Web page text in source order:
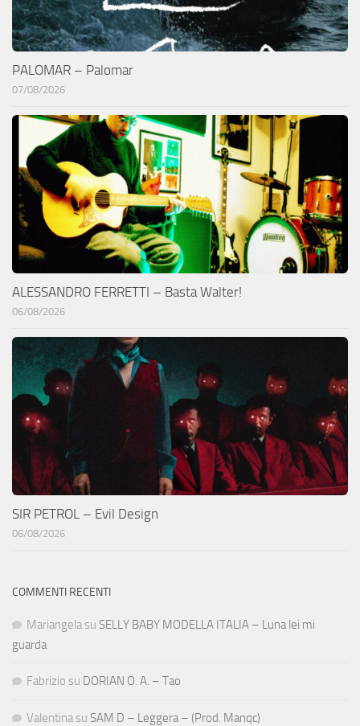
PALOMAR – Palomar
07/08/2026
ALESSANDRO FERRETTI – Basta Walter!
06/08/2026
SIR PETROL – Evil Design
06/08/2026
COMMENTI RECENTI
Mariangela su SELLY BABY MODELLA ITALIA – Luna lei mi
guarda
Fabrizio su DORIAN O. A. – Tao
Valentina su SAM D – Leggera – (Prod. Manqc)